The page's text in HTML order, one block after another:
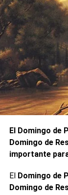
El Domingo de
Domingo de
importante
El Domingo de
Domingo de